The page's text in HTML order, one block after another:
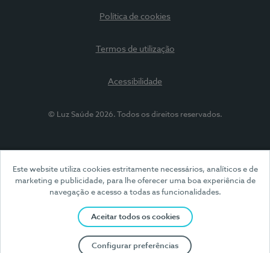
Este website utiliza cookies estritamente necessários, analíticos e de
marketing e publicidade, para lhe oferecer uma boa experiência de
navegação e acesso a todas as funcionalidades.
Aceitar todos os cookies
Configurar preferências
Política de cookies
Termos de utilização
Acessibilidade
© Luz Saúde 2026. Todos os direitos reservados.